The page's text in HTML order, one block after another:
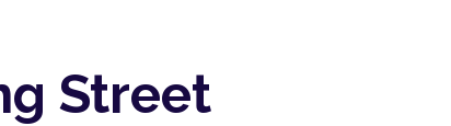
Street